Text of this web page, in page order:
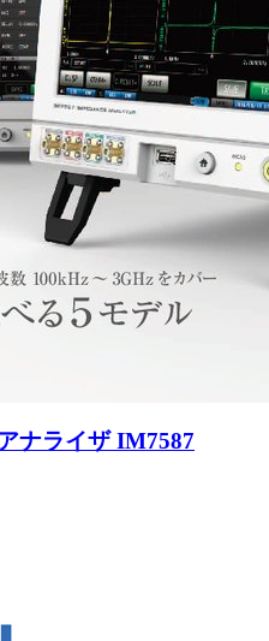
ナライザ IM7587